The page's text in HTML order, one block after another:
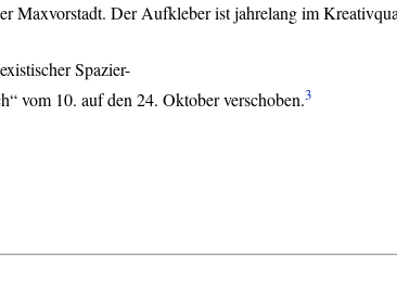
Maxvorstadt. Der Aufkleber ist jahrelang im
Spazier-
vom 10. auf den 24. Oktober verschoben.3